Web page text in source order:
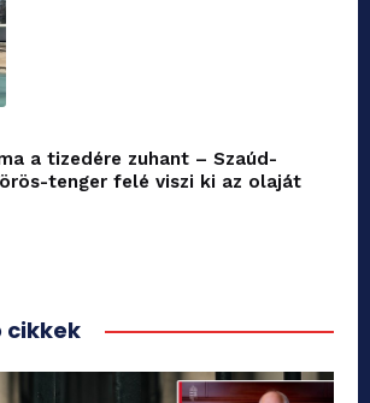
a tizedére zuhant – Szaúd-
tenger felé viszi ki az olaját
cikkek